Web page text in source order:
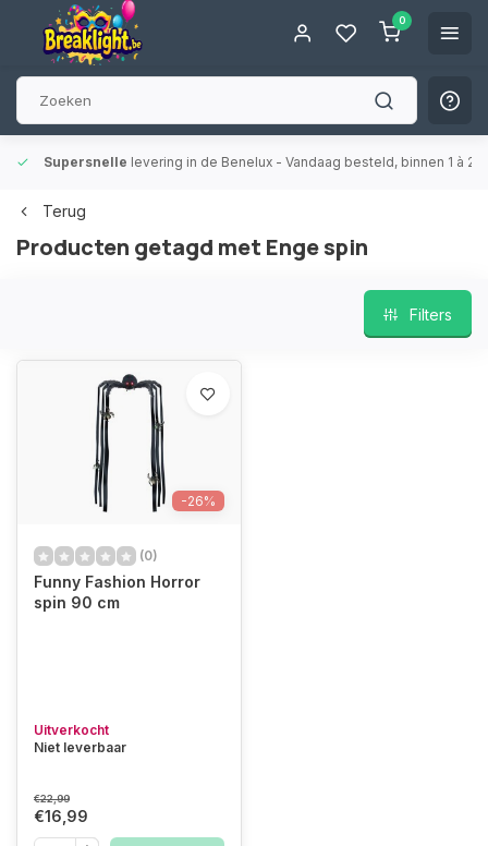
0
Supersnelle levering in de Benelux - Vandaag besteld, binnen 1 à 2
Terug
Producten getagd met Enge spin
Filters
-26%
(0)
Funny Fashion Horror
spin 90 cm
Uitverkocht
Niet leverbaar
€22,99
€16,99